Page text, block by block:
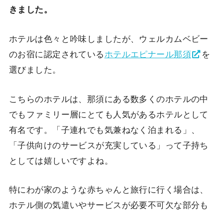
きました。
ホテルは色々と吟味しましたが、ウェルカムベビー
のお宿に認定されているホテルエピナール那須
を
選びました。
こちらのホテルは、那須にある数多くのホテルの中
でもファミリー層にとても人気があるホテルとして
有名です。「子連れでも気兼ねなく泊まれる」、
「子供向けのサービスが充実している」って子持ち
としては嬉しいですよね。
特にわが家のような赤ちゃんと旅行に行く場合は、
ホテル側の気遣いやサービスが必要不可欠な部分も